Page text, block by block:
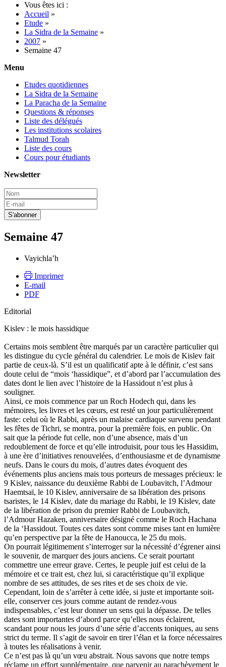
Vous êtes ici :
Accueil »
Etude »
La Sidra de la Semaine »
2007 »
Semaine 47
Menu
Etudes quotidiennes
La Sidra de la Semaine
La Paracha de la Semaine
Questions & réponses
Liste des délégués
Les institutions scolaires
Talmud Torah
Liste des cours
Cours pour étudiants
Newsletter
Semaine 47
Vayichla’h
Imprimer
E-mail
PDF
Editorial
Kislev : le mois hassidique
Certains mois semblent être marqués par un caractère particulier qui
les distingue du cycle général du calendrier. Le mois de Kislev fait
partie de ceux-là. S’il est un qualificatif apte à le définir, c’est sans
doute celui de “mois ‘hassidique”, et d’abord par l’accumulation des
dates dont le lien avec l’histoire de la Hassidout n’est plus à
souligner.
Ainsi, ce mois commence par un Roch Hodech qui, dans les
mémoires, les livres et les cœurs, est resté un jour particulièrement
faste: celui où le Rabbi, après un malaise cardiaque survenu pendant
les fêtes de Tichri, se montra, pour la première fois, en public. On
sait que la période fut celle, non d’une absence, mais d’un
redoublement de force et qu’elle introduisit, pour tous les Hassidim,
à une ère d’initiatives renouvelées, d’enthousiasme et de dynamisme
neufs. Dans le cours du mois, d’autres dates évoquent des
événements plus anciens mais tous porteurs de messages précieux: le
9 Kislev, naissance du deuxième Rabbi de Loubavitch, l’Admour
Haemtsaï, le 10 Kislev, anniversaire de sa libération des prisons
tsaristes, le 14 Kislev, date du mariage du Rabbi, le 19 Kislev, date
de la libération de prison du premier Rabbi de Loubavitch,
l’Admour Hazaken, anniversaire désigné comme le Roch Hachana
de la ‘Hassidout. Toutes ces dates sont comme mises tant en lumière
qu’en perspective par la fête de Hanoucca, le 25 du mois.
On pourrait légitimement s’interroger sur la nécessité d’égrener ainsi
le souvenir, de marquer des jours anciens. Ce serait pourtant
commettre une erreur grave. Certes, le peuple juif est celui de la
mémoire et ce trait est, chez lui, si caractéristique qu’il explique
nombre de ses attitudes, de ses rites et de ses choix de vie.
Cependant, loin de s’arrêter à cette idée, si juste et importante soit-
elle, conserver ces jours comme autant de rendez-vous
indispensables, c’est leur donner un sens qui la dépasse. De telles
dates sont importantes d’abord parce qu’elles nous éclairent,
scandant pour nous les jours d’une série d’accents toniques, au sens
strict du terme. Il s’agit de savoir en tirer l’élan et la force nécessaires
à toutes les réalisations à venir.
Ce n’est pas là qu’un vœu abstrait. Nous savons que notre temps
réclame un effort supplémentaire, que parvenir au parachèvement le